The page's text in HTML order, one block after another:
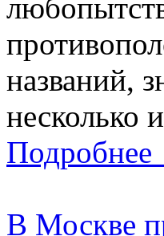
названий,
несколько
В Москве